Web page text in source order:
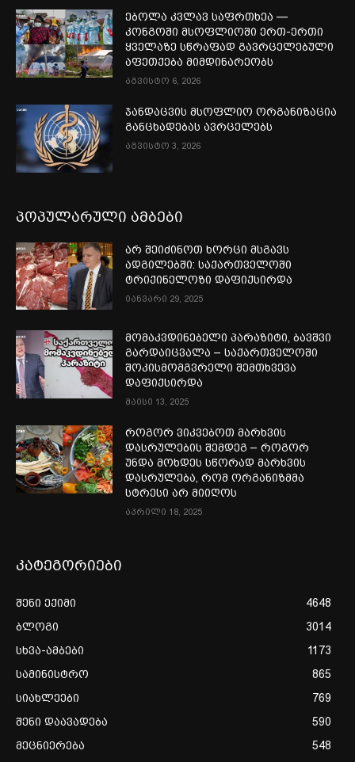
ებოლა კვლავ საფრთხეა —
კონგოში მსოფლიოში ერთ-ერთი
ყველაზე სწრაფად გავრცელებული
აფეთქება მიმდინარეობს
აგვისტო 6, 2026
ჯანდაცვის მსოფლიო ორგანიზაცია
განცხადებას ავრცელებს
აგვისტო 3, 2026
პოპულარული ამბები
არ შეიძინოთ ხორცი მსგავს
ადგილებში: საქართველოში
ტრიქინელოზი დაფიქსირდა
იანვარი 29, 2025
მომაკვდინებელი პარაზიტი, ბავშვი
გარდაიცვალა – საქართველოში
შოკისმომგვრელი შემთხვევა
დაფიქსირდა
მაისი 13, 2025
როგორ ვიკვებოთ მარხვის
დასრულების შემდეგ – როგორ
უნდა მოხდეს სწორად მარხვის
დასრულება, რომ ორგანიზმმა
სტრესი არ მიიღოს
აპრილი 18, 2025
კატეგორიები
შენი ექიმი
4648
ბლოგი
3014
სხვა-ამბები
1173
სამინისტრო
865
სიახლეები
769
შენი დაავადება
590
მეცნიერება
548